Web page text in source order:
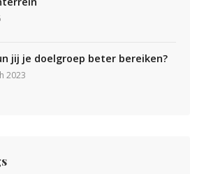
jij je doelgroep beter bereiken?
2023